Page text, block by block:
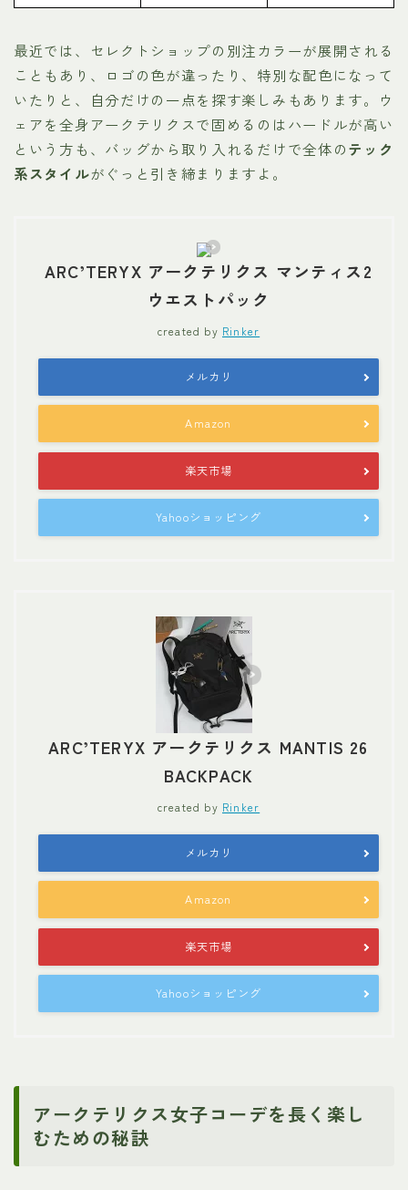
最近では、セレクトショップの別注カラーが展開される
こともあり、ロゴの色が違ったり、特別な配色になって
いたりと、自分だけの一点を探す楽しみもあります。ウ
ェアを全身アークテリクスで固めるのはハードルが高い
という方も、バッグから取り入れるだけで全体のテック
系スタイルがぐっと引き締まりますよ。
ARC’TERYX アークテリクス マンティス2
ウエストパック
created by Rinker
メルカリ
Amazon
楽天市場
Yahooショッピング
ARC’TERYX アークテリクス MANTIS 26
BACKPACK
created by Rinker
メルカリ
Amazon
楽天市場
Yahooショッピング
アークテリクス女子コーデを長く楽し
むための秘訣